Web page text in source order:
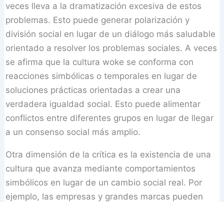
veces lleva a la dramatización excesiva de estos
problemas. Esto puede generar polarización y
división social en lugar de un diálogo más saludable
orientado a resolver los problemas sociales. A veces
se afirma que la cultura woke se conforma con
reacciones simbólicas o temporales en lugar de
soluciones prácticas orientadas a crear una
verdadera igualdad social. Esto puede alimentar
conflictos entre diferentes grupos en lugar de llegar
a un consenso social más amplio.
Otra dimensión de la crítica es la existencia de una
cultura que avanza mediante comportamientos
simbólicos en lugar de un cambio social real. Por
ejemplo, las empresas y grandes marcas pueden